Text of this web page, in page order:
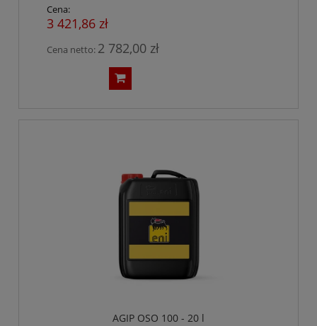
Cena:
3 421,86 zł
Cena netto: 2 782,00 zł
AGIP OSO 100 - 20 l